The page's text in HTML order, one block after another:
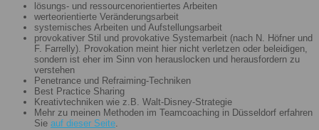
lösungs- und ressourcenorientiertes Arbeiten
werteorientierte Veränderungsarbeit
systemisches Arbeiten und Aufstellungsarbeit
provokativer Stil und provokative Systemarbeit (nach N. Höfner und
F. Farrelly). Provokation meint hier nicht verletzen oder beleidigen,
sondern ist eher im Sinn von herauslocken und herausfordern zu
verstehen
Penetrance und Refraiming-Techniken
Best Practice Sharing
Kreativtechniken wie z.B. Walt-Disney-Strategie
Mehr zu meinen Methoden im Teamcoaching in Düsseldorf erfahren
Sie auf dieser Seite.